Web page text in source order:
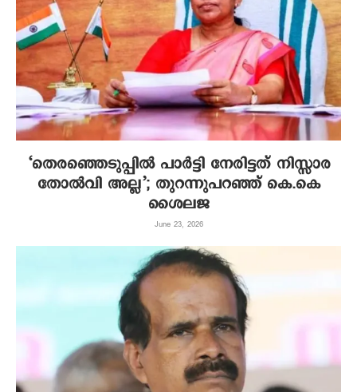
‘തെരഞ്ഞെടുപ്പിൽ പാർട്ടി നേരിട്ടത് നിസ്സാര
തോൽവി അല്ല’; തുറന്നുപറഞ്ഞ് കെ.കെ
ശൈലജ
June 23, 2026